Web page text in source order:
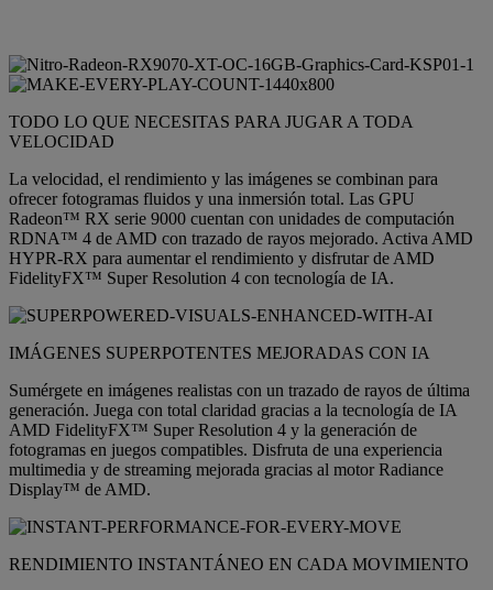
TODO LO QUE NECESITAS PARA JUGAR A TODA
VELOCIDAD
La velocidad, el rendimiento y las imágenes se combinan para
ofrecer fotogramas fluidos y una inmersión total. Las GPU
Radeon™ RX serie 9000 cuentan con unidades de computación
RDNA™ 4 de AMD con trazado de rayos mejorado. Activa AMD
HYPR-RX para aumentar el rendimiento y disfrutar de AMD
FidelityFX™ Super Resolution 4 con tecnología de IA.
IMÁGENES SUPERPOTENTES MEJORADAS CON IA
Sumérgete en imágenes realistas con un trazado de rayos de última
generación. Juega con total claridad gracias a la tecnología de IA
AMD FidelityFX™ Super Resolution 4 y la generación de
fotogramas en juegos compatibles. Disfruta de una experiencia
multimedia y de streaming mejorada gracias al motor Radiance
Display™ de AMD.
RENDIMIENTO INSTANTÁNEO EN CADA MOVIMIENTO